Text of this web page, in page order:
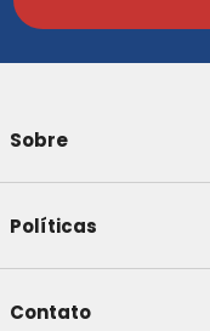
Sobre
Políticas
Contato